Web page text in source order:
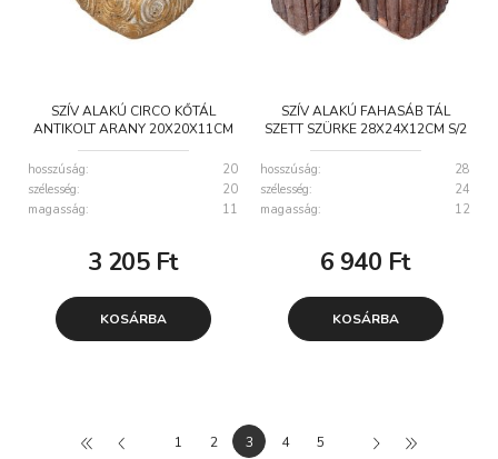
SZÍV ALAKÚ CIRCO KŐTÁL
ANTIKOLT ARANY 20X20X11CM
hosszúság:
20
szélesség:
20
magasság:
11
3 205Ft
KOSÁRBA
SZÍV ALAKÚ FAHASÁB TÁL
SZETT SZÜRKE 28X24X12CM S/2
hosszúság:
28
szélesség:
24
magasság:
12
6 940 Ft
KOSÁRBA
1 2 3 4 5